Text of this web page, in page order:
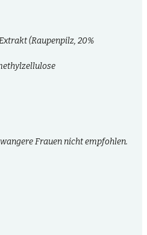
(Raupenpilz, 20%
Frauen nicht empfohlen.